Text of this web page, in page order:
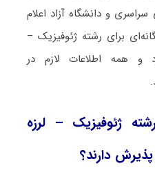
و دانشگاه آزاد اعلام
برای رشته ژﺋﻮﻓﻴﺰیک –
و همه اطلاعات لازم در
ژﺋﻮﻓﻴﺰیک – لرزه
دارند؟